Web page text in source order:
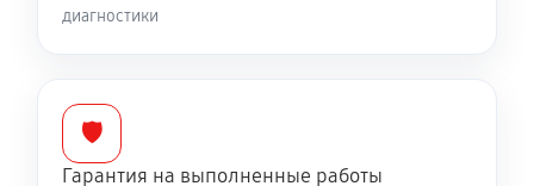
диагностики
🛡️
Гарантия на выполненные работы